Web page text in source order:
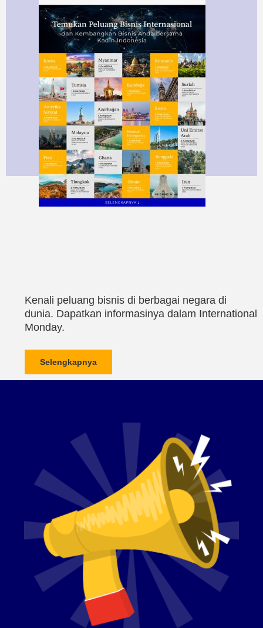
Kenali peluang bisnis di berbagai negara di
dunia. Dapatkan informasinya dalam International
Monday.
Selengkapnya